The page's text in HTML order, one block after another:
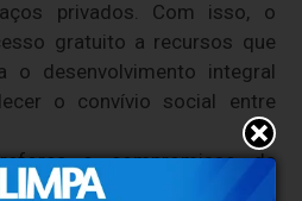
privados. Com isso, o
gratuito a recursos que
o desenvolvimento integral
o convívio social entre
o compromisso da
com políticas públicas